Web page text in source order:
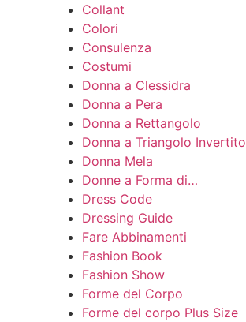
Collant
Colori
Consulenza
Costumi
Donna a Clessidra
Donna a Pera
Donna a Rettangolo
Donna a Triangolo Invertito
Donna Mela
Donne a Forma di…
Dress Code
Dressing Guide
Fare Abbinamenti
Fashion Book
Fashion Show
Forme del Corpo
Forme del corpo Plus Size